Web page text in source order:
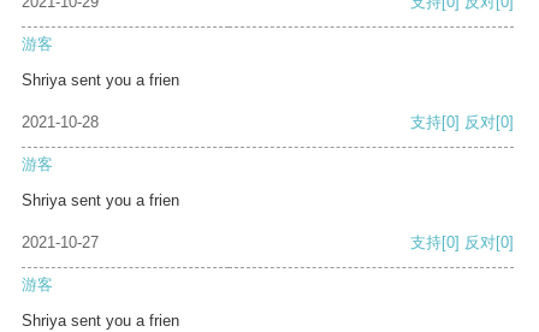
游客
Shriya sent you a frien
2021-10-28 支持[0] 反对[0]
游客
Shriya sent you a frien
2021-10-27 支持[0] 反对[0]
游客
Shriya sent you a frien